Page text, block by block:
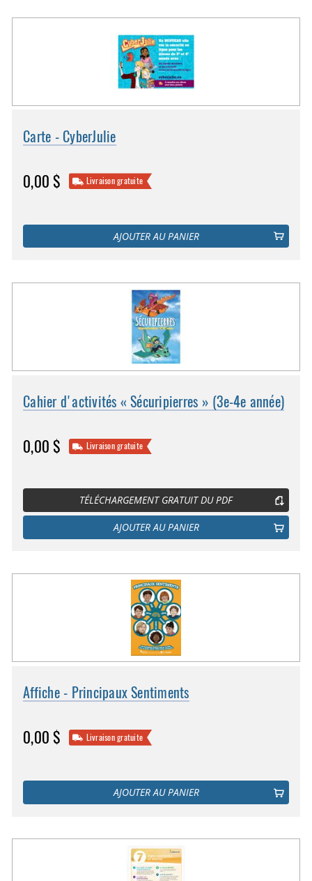
Carte - CyberJulie
0,00 $ Livraison gratuite
AJOUTER AU PANIER
Cahier d'activités « Sécuripierres » (3e-4e année)
0,00 $ Livraison gratuite
TÉLÉCHARGEMENT GRATUIT DU PDF
AJOUTER AU PANIER
Affiche - Principaux Sentiments
0,00 $ Livraison gratuite
AJOUTER AU PANIER